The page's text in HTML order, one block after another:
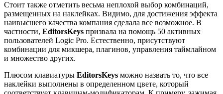
Стоит также отметить весьма неплохой выбор комбинаций,
размещенных на наклейках. Видимо, для достижения эффекта
наивысшего качества компания сделала все возможное. В
частности, EditorsKeys призвала на помощь 50 активных
пользователей Logic Pro. Естественно, присутствуют
комбинации для микшера, плагинов, управления таймлайном
и множество других.
Плюсом клавиатуры EditorsKeys можно назвать то, что все
наклейки выполнены в определенном цвете, который